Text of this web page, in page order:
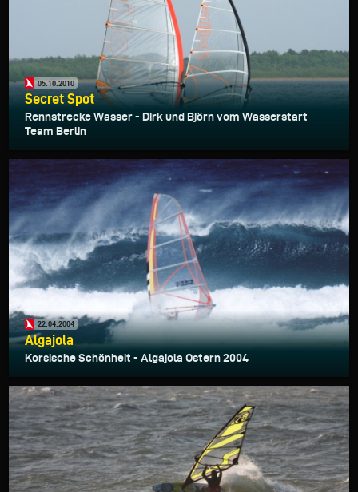
05.10.2010
Secret Spot
Rennstrecke Wasser - Dirk und Björn vom Wasserstart
Team Berlin
22.04.2004
Algajola
Korsische Schönheit - Algajola Ostern 2004